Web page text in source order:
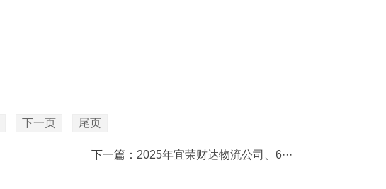
下一页 尾页
下一篇： 2025年宜荣财达物流公司、6···